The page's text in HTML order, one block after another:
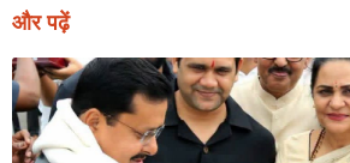
और पढ़ें